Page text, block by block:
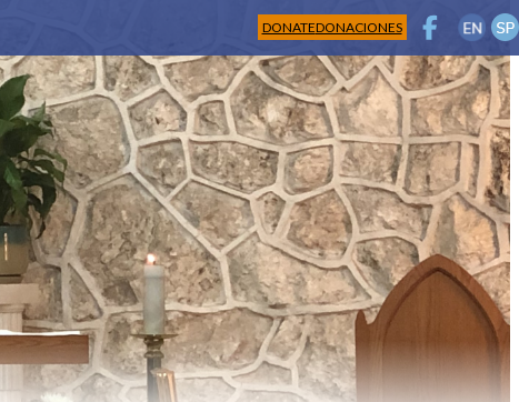
DONATEDONACIONES